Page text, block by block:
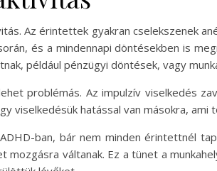
Az érintettek gyakran cselekszenek
és a mindennapi döntésekben is
például pénzügyi döntések, vagy
problémás. Az impulzív viselkedés
viselkedésük hatással van másokra, ami
ban, bár nem minden érintettnél
váltanak. Ez a tünet a